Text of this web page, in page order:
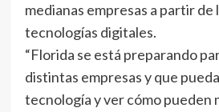
medianas empresas a partir de
tecnologías digitales.
“Florida se está preparando
distintas empresas y que
tecnología y ver cómo pueden